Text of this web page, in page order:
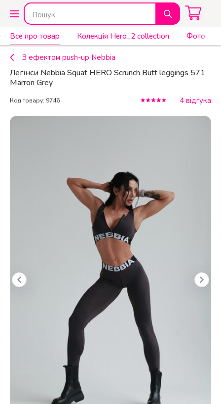
Все про товар Колекція Hero_2 collection Фото
З ефектом push-up Nebbia
Легінси Nebbia Squat HERO Scrunch Butt leggings 571
Marron Grey
4 відгука
Код товару: 9746
КУПИТИ 2 240 ₴